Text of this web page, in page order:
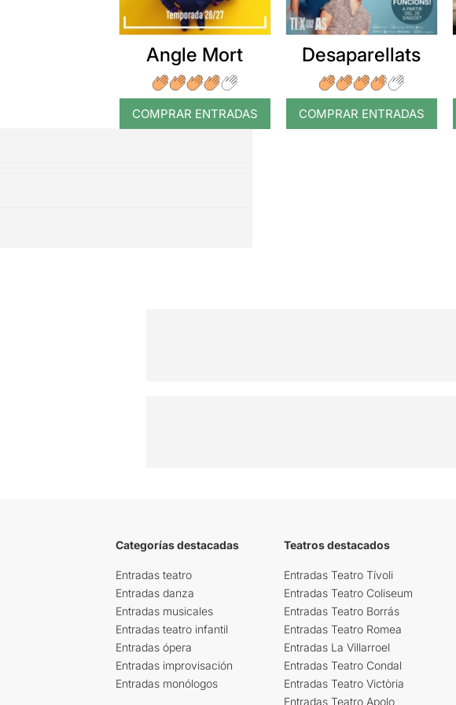
Angle Mort
COMPRAR ENTRADAS
Desaparellats
COMPRAR ENTRADAS
Categorías destacadas
Entradas teatro
Entradas danza
Entradas musicales
Entradas teatro infantil
Entradas ópera
Entradas improvisación
Entradas monólogos
Teatros destacados
Entradas Teatro Tívoli
Entradas Teatro Coliseum
Entradas Teatro Borrás
Entradas Teatro Romea
Entradas La Villarroel
Entradas Teatro Condal
Entradas Teatro Victòria
Entradas Teatro Apolo